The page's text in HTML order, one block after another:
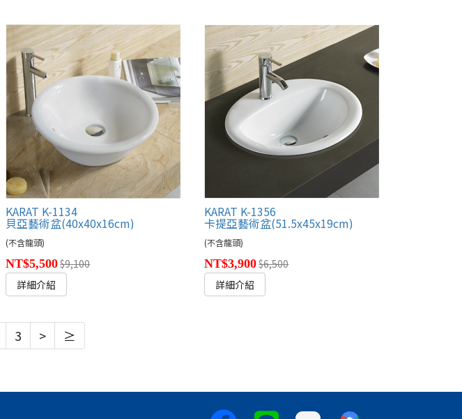
KARAT K-1134
貝亞藝術盆(40x40x16cm)
(不含龍頭)
NT$5,500$9,100
詳細介紹
KARAT K-1356
卡提亞藝術盆(51.5x45x19cm)
(不含龍頭)
NT$3,900$6,500
詳細介紹
3 > ≥